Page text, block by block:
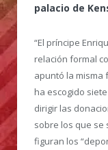
palacio de
“El príncipe
relación formal
apuntó la misma
ha escogido
dirigir las
sobre los que se
figuran los